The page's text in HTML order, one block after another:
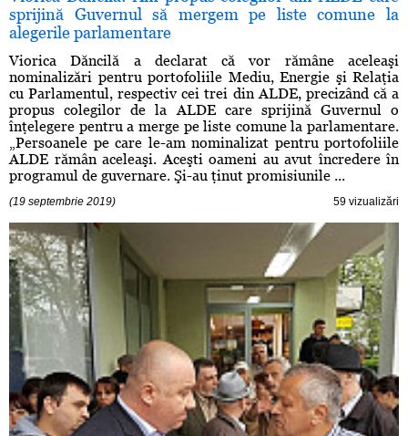
sprijină Guvernul să mergem pe liste comune la
alegerile parlamentare
Viorica Dăncilă a declarat că vor rămâne aceleaşi
nominalizări pentru portofoliile Mediu, Energie şi Relaţia
cu Parlamentul, respectiv cei trei din ALDE, precizând că a
propus colegilor de la ALDE care sprijină Guvernul o
înţelegere pentru a merge pe liste comune la parlamentare.
„Persoanele pe care le-am nominalizat pentru portofoliile
ALDE rămân aceleaşi. Aceşti oameni au avut încredere în
programul de guvernare. Şi-au ţinut promisiunile ...
(19 septembrie 2019) 59 vizualizări